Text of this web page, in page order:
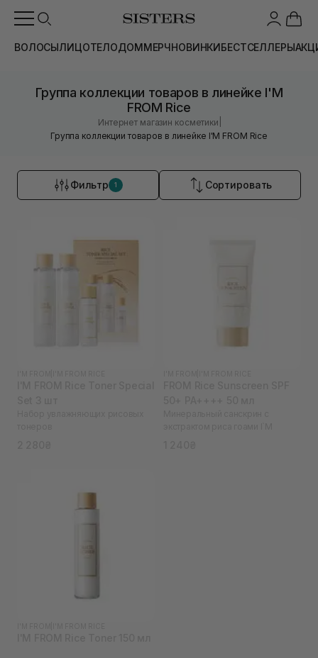
ВОЛОСЫЛИЦОТЕЛОДОММЕРЧНОВИНКИБЕСТСЕЛЛЕРЫ
Группа коллекции товаров в линейке I'M
FROM Rice
Интернет магазин косметики
Группа коллекции товаров в линейке I'M FROM Rice
Фильтр 1 Сортировать